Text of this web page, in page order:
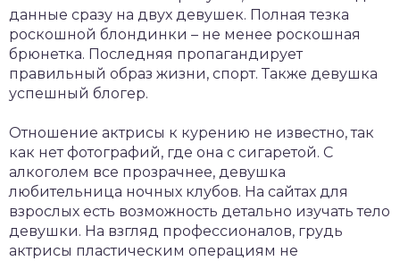
данные сразу на двух девушек. Полная тезка
роскошной блондинки – не менее роскошная
брюнетка. Последняя пропагандирует
правильный образ жизни, спорт. Также девушка
успешный блогер.
Отношение актрисы к курению не известно, так
как нет фотографий, где она с сигаретой. С
алкоголем все прозрачнее, девушка
любительница ночных клубов. На сайтах для
взрослых есть возможность детально изучать тело
девушки. На взгляд профессионалов, грудь
актрисы пластическим операциям не